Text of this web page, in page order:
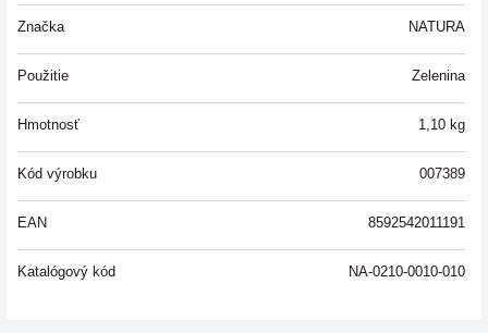
Značka NATURA
Použitie Zelenina
Hmotnosť 1,10 kg
Kód výrobku 007389
EAN 8592542011191
Katalógový kód NA-0210-0010-010